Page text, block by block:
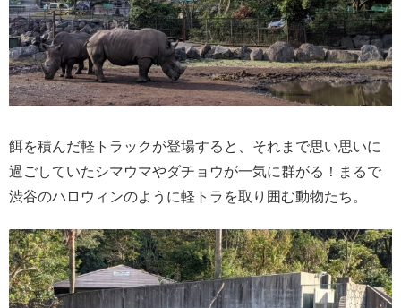
餌を積んだ軽トラックが登場すると、それまで思い思いに
過ごしていたシマウマやダチョウが一気に群がる！まるで
渋谷のハロウィンのように軽トラを取り囲む動物たち。